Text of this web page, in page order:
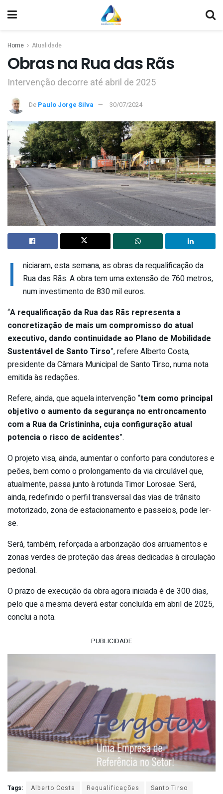
Home Atualidade
Obras na Rua das Rãs
Intervenção decorre até abril de 2025
De Paulo Jorge Silva 30/07/2024
I
niciaram, esta semana, as obras da requalificação da
Rua das Rãs. A obra tem uma extensão de 760 metros,
num investimento de 830 mil euros.
“A requalificação da Rua das Rãs representa a
concretização de mais um compromisso do atual
executivo, dando continuidade ao Plano de Mobilidade
Sustentável de Santo Tirso”, refere Alberto Costa,
presidente da Câmara Municipal de Santo Tirso, numa nota
emitida às redações.
Refere, ainda, que aquela intervenção “tem como principal
objetivo o aumento da segurança no entroncamento
com a Rua da Cristininha, cuja configuração atual
potencia o risco de acidentes”.
O projeto visa, ainda, aumentar o conforto para condutores e
peões, bem como o prolongamento da via circulável que,
atualmente, passa junto à rotunda Timor Lorosae. Será,
ainda, redefinido o perfil transversal das vias de trânsito
motorizado, zona de estacionamento e passeios, pode ler-
se.
Será, também, reforçada a arborização dos arruamentos e
zonas verdes de proteção das áreas dedicadas à circulação
pedonal.
O prazo de execução da obra agora iniciada é de 300 dias,
pelo que a mesma deverá estar concluída em abril de 2025,
conclui a nota.
PUBLICIDADE
Tags: Alberto Costa Requalificações Santo Tirso